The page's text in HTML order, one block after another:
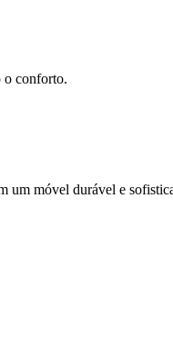
o conforto.
um móvel durável e